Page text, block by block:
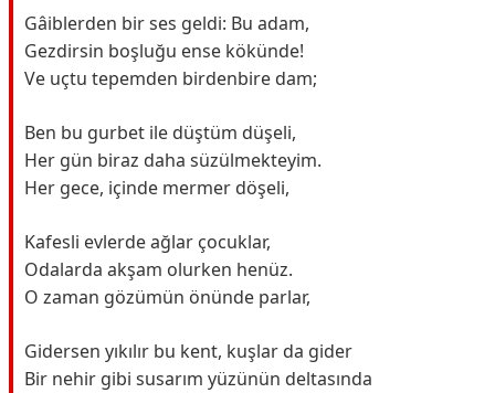
Gâiblerden bir ses geldi: Bu adam,
Gezdirsin boşluğu ense kökünde!
Ve uçtu tepemden birdenbire dam;
Ben bu gurbet ile düştüm düşeli,
Her gün biraz daha süzülmekteyim.
Her gece, içinde mermer döşeli,
Kafesli evlerde ağlar çocuklar,
Odalarda akşam olurken henüz.
O zaman gözümün önünde parlar,
Gidersen yıkılır bu kent, kuşlar da gider
Bir nehir gibi susarım yüzünün deltasında